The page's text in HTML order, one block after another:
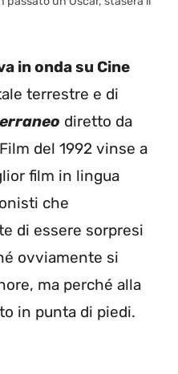
in onda su Cine
terrestre e di
diretto da
Film del 1992 vinse a
film in lingua
che
di essere sorpresi
ovviamente si
ma perché alla
in punta di piedi.